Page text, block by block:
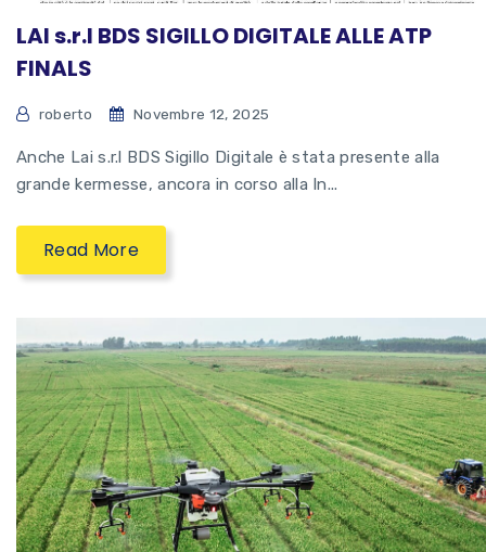
LAI s.r.l BDS SIGILLO DIGITALE ALLE ATP
FINALS
roberto Novembre 12, 2025
Anche Lai s.r.l BDS Sigillo Digitale è stata presente alla
grande kermesse, ancora in corso alla In...
Read More